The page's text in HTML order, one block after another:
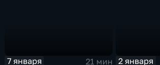
7 января
21 мин
2 января